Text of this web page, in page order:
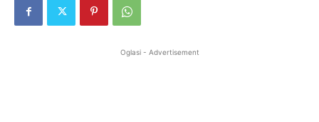
Oglasi - Advertisement